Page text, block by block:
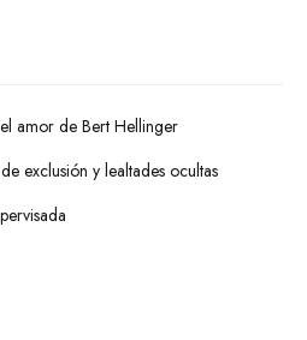
amor de Bert Hellinger
exclusión y lealtades ocultas